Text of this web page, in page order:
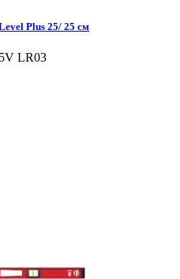
Plus 25/ 25 см
LR03